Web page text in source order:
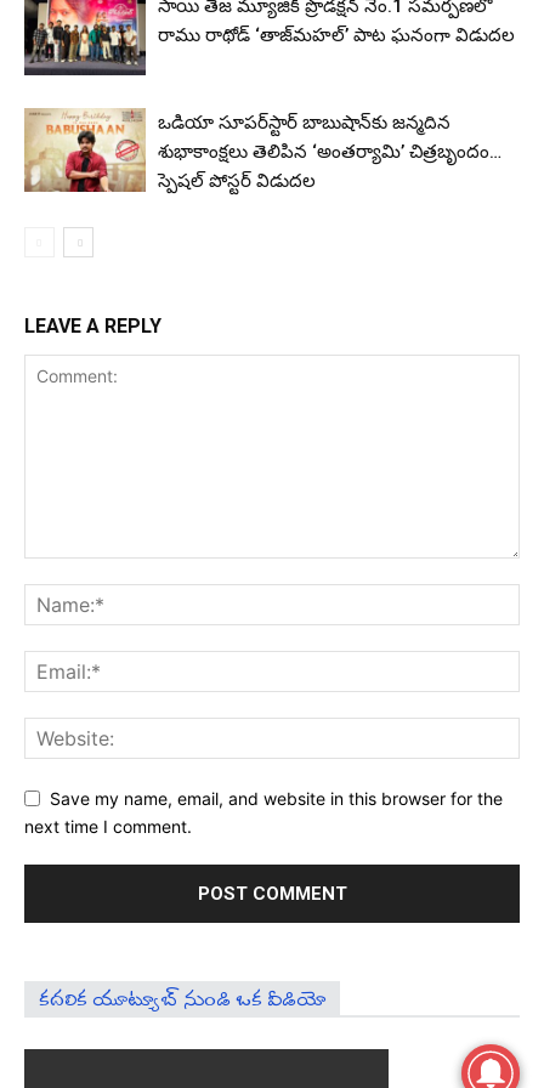
సాయి తేజ మ్యూజిక్ ప్రొడక్షన్ నెం.1 సమర్పణలో
రాము రాథోడ్ ‘తాజ్‌మహల్’ పాట ఘనంగా విడుదల
ఒడియా సూపర్‌స్టార్ బాబుషాన్‌కు జన్మదిన
శుభాకాంక్షలు తెలిపిన ‘అంతర్యామి’ చిత్రబృందం…
స్పెషల్ పోస్టర్ విడుదల
LEAVE A REPLY
Save my name, email, and website in this browser for the
next time I comment.
కదలిక యూట్యూబ్ నుండి ఒక వీడియో